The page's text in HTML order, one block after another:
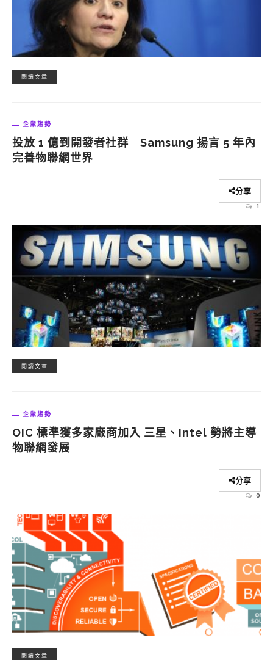
閱讀文章
企業趨勢
投放 1 億到開發者社群 Samsung 揚言 5 年內
完善物聯網世界
分享
1
閱讀文章
企業趨勢
OIC 標準獲多家廠商加入 三星、Intel 勢將主導
物聯網發展
分享
0
閱讀文章